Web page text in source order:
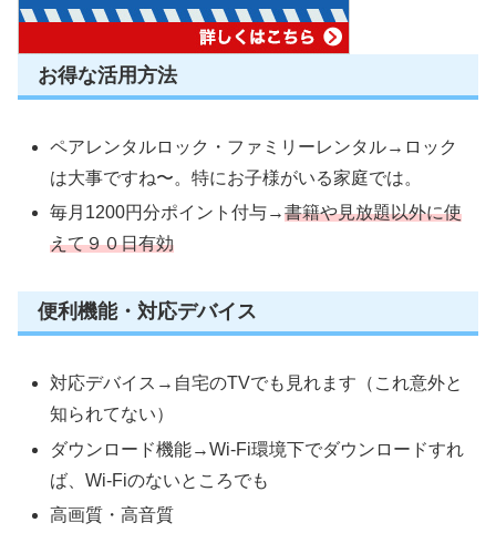
お得な活用方法
ペアレンタルロック・ファミリーレンタル→ロック
は大事ですね〜。特にお子様がいる家庭では。
毎月1200円分ポイント付与→書籍や見放題以外に使
えて９０日有効
便利機能・対応デバイス
対応デバイス→自宅のTVでも見れます（これ意外と
知られてない）
ダウンロード機能→Wi-Fi環境下でダウンロードすれ
ば、Wi-Fiのないところでも
高画質・高音質